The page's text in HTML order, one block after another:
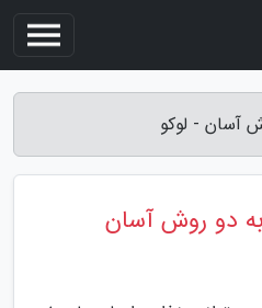
آسان - لوکو
دو روش آسان